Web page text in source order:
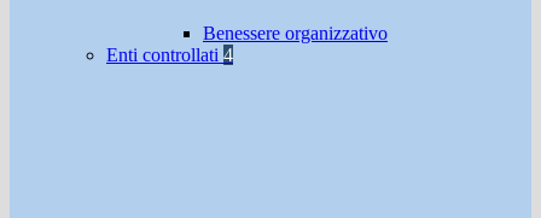
Benessere organizzativo
Enti controllati 4